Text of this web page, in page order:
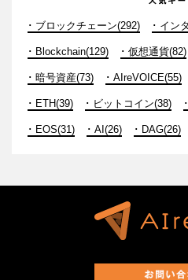
ブロックチェーン(292) イン
Blockchain(129) 仮想通貨(82)
暗号資産(73) AIreVOICE(55)
ETH(39) ビットコイン(38)
EOS(31) AI(26) DAG(26)